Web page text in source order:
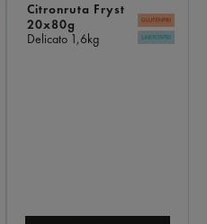
Citronruta Fryst
20x80g
Delicato 1,6kg